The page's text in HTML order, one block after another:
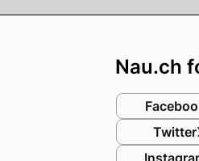
Nau.ch
Twitter